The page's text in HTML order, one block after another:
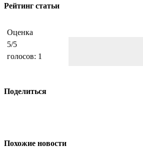
Рейтинг статьи
Оценка
5/5
голосов: 1
Поделиться
Похожие новости